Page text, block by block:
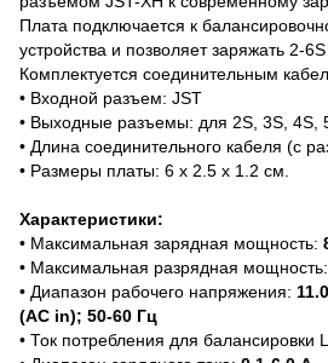
Плата подключается к
устройства и позволяет заряжать 2-
Комплектуется соединительным
• Входной разъем: JST
• Выходные разъемы: для 2S, 3S, 4S,
• Длина соединительного кабеля (с
• Размеры платы: 6 x 2.5 x 1.2 см.
Характеристики:
• Максимальная зарядная мощность:
• Максимальная разрядная мощность:
• Диапазон рабочего напряжения:
(АС in); 50-60 Гц
• Ток потребления для балансировки